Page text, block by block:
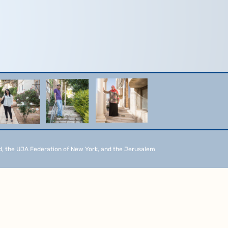
UJA Federation of New York, and the Jerusalem